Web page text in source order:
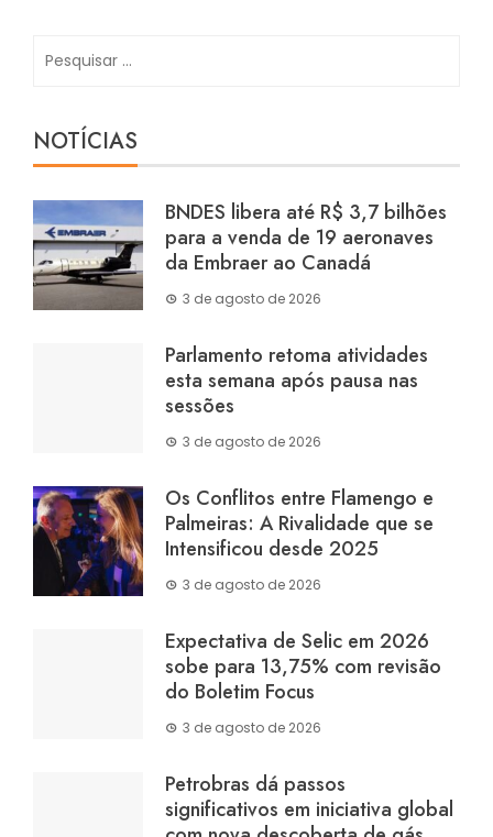
NOTÍCIAS
BNDES libera até R$ 3,7 bilhões
para a venda de 19 aeronaves
da Embraer ao Canadá
3 de agosto de 2026
Parlamento retoma atividades
esta semana após pausa nas
sessões
3 de agosto de 2026
Os Conflitos entre Flamengo e
Palmeiras: A Rivalidade que se
Intensificou desde 2025
3 de agosto de 2026
Expectativa de Selic em 2026
sobe para 13,75% com revisão
do Boletim Focus
3 de agosto de 2026
Petrobras dá passos
significativos em iniciativa global